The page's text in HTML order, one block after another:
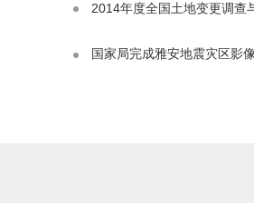
2014年度全国土地变更调查
国家局完成雅安地震灾区影